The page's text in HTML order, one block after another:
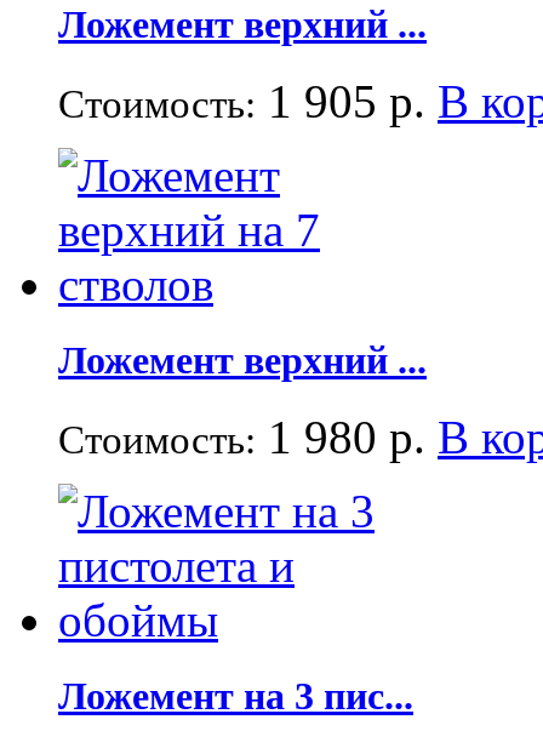
Ложемент верхний ...
Стоимость: 1 905 р. В
Ложемент верхний ...
Стоимость: 1 980 р. В
Ложемент на 3 пис...